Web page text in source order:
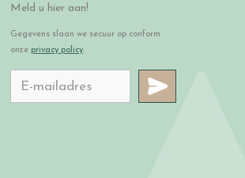
Meld u hier aan!
Gegevens slaan we secuur op conform
onze privacy policy.